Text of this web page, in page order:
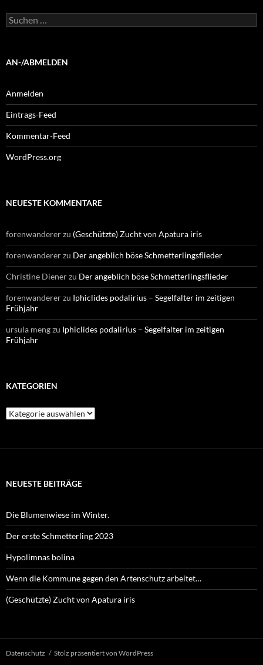
Suchen
nach:
AN-/ABMELDEN
Anmelden
Eintrags-Feed
Kommentar-Feed
WordPress.org
NEUESTE KOMMENTARE
forenwandererzu (Geschützte) Zucht von Apatura iris
forenwandererzu Der angeblich böse Schmetterlingsflieder
Christine Dienerzu Der angeblich böse Schmetterlingsflieder
forenwandererzu Iphiclides podalirius – Segelfalter im zeitigen
Frühjahr
ursula mengzu Iphiclides podalirius – Segelfalter im zeitigen
Frühjahr
KATEGORIEN
Kategorien
NEUESTE BEITRÄGE
Die Blumenwiese im Winter.
Der erste Schmetterling 2023
Hypolimnas bolina
Wenn die Kommune gegen den Artenschutz arbeitet…
(Geschützte) Zucht von Apatura iris
Datenschutz Stolz präsentiert von WordPress